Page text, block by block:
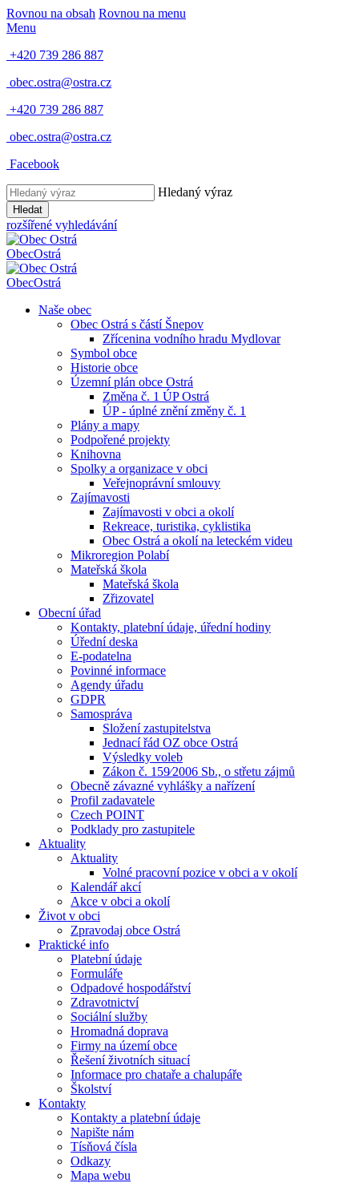
Rovnou na obsah Rovnou na menu
Menu
+420 739 286 887
obec.ostra@ostra.cz
+420 739 286 887
obec.ostra@ostra.cz
Facebook
Hledaný výraz
Hledat
rozšířené vyhledávání
ObecOstrá
ObecOstrá
Naše obec
Obec Ostrá s částí Šnepov
Zřícenina vodního hradu Mydlovar
Symbol obce
Historie obce
Územní plán obce Ostrá
Změna č. 1 ÚP Ostrá
ÚP - úplné znění změny č. 1
Plány a mapy
Podpořené projekty
Knihovna
Spolky a organizace v obci
Veřejnoprávní smlouvy
Zajímavosti
Zajímavosti v obci a okolí
Rekreace, turistika, cyklistika
Obec Ostrá a okolí na leteckém videu
Mikroregion Polabí
Mateřská škola
Mateřská škola
Zřizovatel
Obecní úřad
Kontakty, platební údaje, úřední hodiny
Úřední deska
E-podatelna
Povinné informace
Agendy úřadu
GDPR
Samospráva
Složení zastupitelstva
Jednací řád OZ obce Ostrá
Výsledky voleb
Zákon č. 159⁄2006 Sb., o střetu zájmů
Obecně závazné vyhlášky a nařízení
Profil zadavatele
Czech POINT
Podklady pro zastupitele
Aktuality
Aktuality
Volné pracovní pozice v obci a v okolí
Kalendář akcí
Akce v obci a okolí
Život v obci
Zpravodaj obce Ostrá
Praktické info
Platební údaje
Formuláře
Odpadové hospodářství
Zdravotnictví
Sociální služby
Hromadná doprava
Firmy na území obce
Řešení životních situací
Informace pro chataře a chalupáře
Školství
Kontakty
Kontakty a platební údaje
Napište nám
Tísňová čísla
Odkazy
Mapa webu